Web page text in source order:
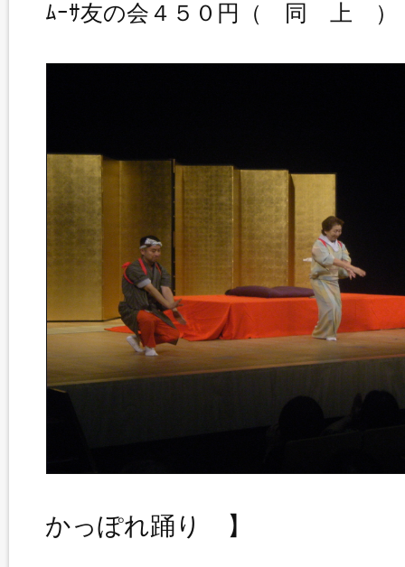
ﾑｰｻ友の会４５０円（ 同 上 ）
かっぽれ踊り 】